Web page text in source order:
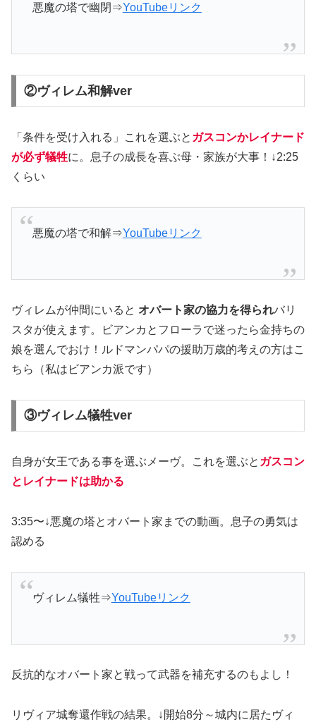
悪魔の塔で幽閉⇒YouTubeリンク
②ヴィレム和解ver
「条件を受け入れる」これを選ぶと ガスコンかレイナード
が必ず犠牲に。息子の成長を喜ぶ母・家族が大事！↓2:25
くらい
悪魔の塔で和解⇒YouTubeリンク
ヴィレムが仲間にいると オバート家の協力を得られバリ
スタが使え ます。
ビアンカとフローラで迷ったら金持ちの
娘を選んでおけ ！ ルドマンパパの援助万歳的考えの方はこ
ちら
（私はビアンカ派です）
③ヴィレム犠牲ver
自身が女王である事を選ぶメーヴ。これを選ぶと ガスコン
とレイナードは助かる
3:35〜↓悪魔の塔とオバート家までの動画。息子の勇気は
認める
ヴィレム犠牲⇒YouTubeリンク
反抗的なオバート家と戦って武器を補充するのもよし ！
リヴィア城奪還作戦の結果。↓開始8分～城内に居たヴィ